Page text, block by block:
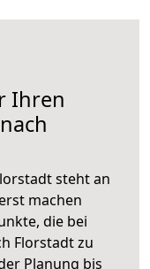
Ihren
steht an
machen
die bei
Florstadt zu
Planung bis